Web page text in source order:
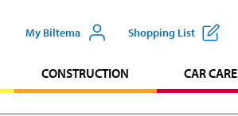
My Biltema Shopping List
CONSTRUCTION CAR CARE